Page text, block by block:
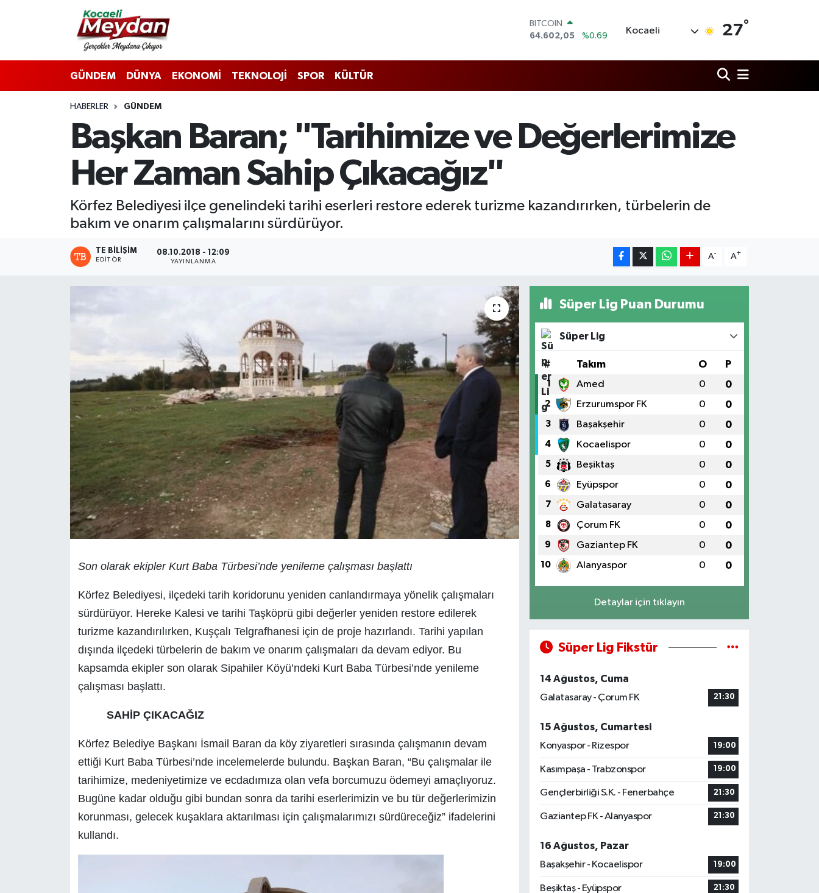
DOLAR
47,6006
%0.06
55,0250
%0.02
BİST100
13.768
%48
Kocaeli 27°
GÜNDEM DÜNYA EKONOMİ TEKNOLOJİ SPOR KÜLTÜR
HABERLER GÜNDEM
Başkan Baran; "Tarihimize ve Değerlerimize
Her Zaman Sahip Çıkacağız"
Körfez Belediyesi ilçe genelindeki tarihi eserleri restore ederek turizme kazandırırken, türbelerin de
bakım ve onarım çalışmalarını sürdürüyor.
TE BILIŞIM
EDITÖR
08.10.2018 - 12:09
YAYINLANMA
A- A+
Son olarak ekipler Kurt Baba Türbesi’nde yenileme çalışması başlattı
Körfez Belediyesi, ilçedeki tarih koridorunu yeniden canlandırmaya yönelik çalışmaları
sürdürüyor. Hereke Kalesi ve tarihi Taşköprü gibi değerler yeniden restore edilerek
turizme kazandırılırken, Kuşçalı Telgrafhanesi için de proje hazırlandı. Tarihi yapılan
dışında ilçedeki türbelerin de bakım ve onarım çalışmaları da devam ediyor. Bu
kapsamda ekipler son olarak Sipahiler Köyü’ndeki Kurt Baba Türbesi’nde yenileme
çalışması başlattı.
SAHİP ÇIKACAĞIZ
Körfez Belediye Başkanı İsmail Baran da köy ziyaretleri sırasında çalışmanın devam
ettiği Kurt Baba Türbesi’nde incelemelerde bulundu. Başkan Baran, “Bu çalışmalar ile
tarihimize, medeniyetimize ve ecdadımıza olan vefa borcumuzu ödemeyi amaçlıyoruz.
Bugüne kadar olduğu gibi bundan sonra da tarihi eserlerimizin ve bu tür değerlerimizin
korunması, gelecek kuşaklara aktarılması için çalışmalarımızı sürdüreceğiz” ifadelerini
kullandı.
Süper Lig Puan Durumu
Süper Lig
# Takım O P
1 Amed 0 0
2 Erzurumspor FK 0 0
3 Başakşehir 0 0
4 Kocaelispor 0 0
5 Beşiktaş 0 0
6 Eyüpspor 0 0
7 Galatasaray 0 0
8 Çorum FK 0 0
9 Gaziantep FK 0 0
10 Alanyaspor 0 0
Detaylar için tıklayın
Süper Lig Fikstür
14 Ağustos, Cuma
Galatasaray - Çorum FK
21:30
15 Ağustos, Cumartesi
Konyaspor - Rizespor
19:00
Kasımpaşa - Trabzonspor 19:00
Gençlerbirliği S.K. - Fenerbahçe 21:30
Gaziantep FK - Alanyaspor 21:30
16 Ağustos, Pazar
Başakşehir - Kocaelispor
19:00
Beşiktaş - Eyüpspor 21:30
Nöbetçi Eczaneler
Hava Durumu
Trafik Durumu
Süper Lig Puan Durumu ve Fikstür
Tüm Manşetler
Son Dakika Haberleri